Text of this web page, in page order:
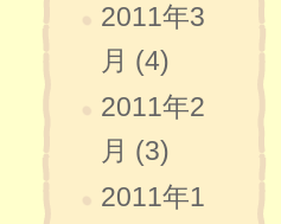
2011年3
月 (4)
2011年2
月 (3)
2011年1